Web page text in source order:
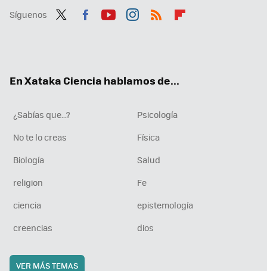
Síguenos
En Xataka Ciencia hablamos de...
¿Sabías que...?
Psicología
No te lo creas
Física
Biología
Salud
religion
Fe
ciencia
epistemología
creencias
dios
VER MÁS TEMAS